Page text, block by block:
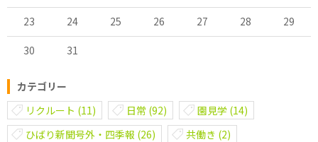
23 24 25 26 27 28 29
30 31
カテゴリー
リクルート (11) 日常 (92) 園見学 (14)
ひばり新聞号外・四季報 (26) 共働き (2)